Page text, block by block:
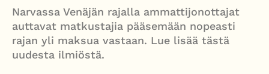
Roy Hattersley – työväenpuolueen modernisoija, joka jäi oppositioon
mutta muutti politiikan suunnan
Kesäinen lämpö palaa Britanniaan – paikoin jopa 28 astetta, mutta
Narvassa Venäjän rajalla ammattijonottajat
auttavat matkustajia pääsemään nopeasti
rajan yli maksua vastaan. Lue lisää tästä
uudesta ilmiöstä.